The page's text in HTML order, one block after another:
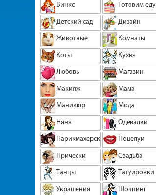
Винкс
Готовим еду
Детский сад
Дизайн
Животные
Комнаты
Коты
Кухня
Любовь
Магазин
Макияж
Мама
Маникюр
Мода
Няня
Одевалки
Парикмахерская
Поцелуи
Прически
Свадьба
Танцы
Татуировки
Украшения
Шоппинг